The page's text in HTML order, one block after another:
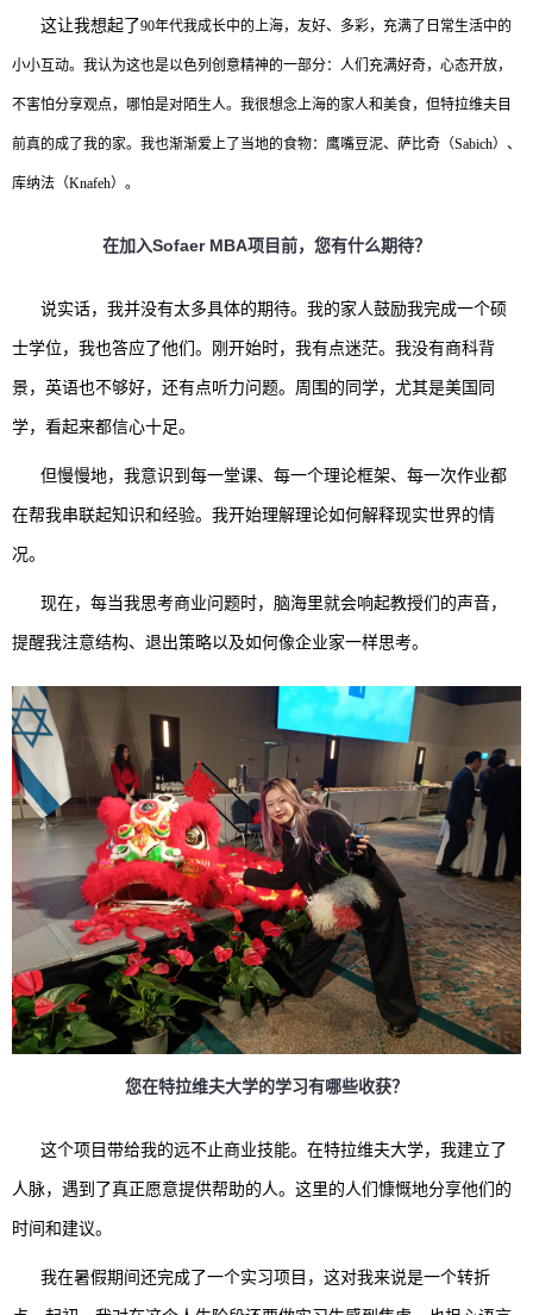
这让我想起了90年代我成长中的上海，友好、多彩，充满了日常生活中的
小小互动。我认为这也是以色列创意精神的一部分：人们充满好奇，心态开放，
不害怕分享观点，哪怕是对陌生人。 我很想念上海的家人和美食，但特拉维夫目
前真的成了我的家。我也渐渐爱上了当地的食物：鹰嘴豆泥、萨比奇（Sabich）、
库纳法（Knafeh）。
在加入Sofaer MBA项目前，您有什么期待？
说实话，我并没有太多具体的期待。我的家人鼓励我完成一个硕
士学位，我也答应了他们。刚开始时，我有点迷茫。我没有商科背
景，英语也不够好，还有点听力问题。周围的同学，尤其是美国同
学，看起来都信心十足。
但慢慢地，我意识到每一堂课、每一个理论框架、每一次作业都
在帮我串联起知识和经验。我开始理解理论如何解释现实世界的情
况。
现在，每当我思考商业问题时，脑海里就会响起教授们的声音，
提醒我注意结构、退出策略以及如何像企业家一样思考。
您在特拉维夫大学的学习有哪些收获？
这个项目带给我的远不止商业技能。在特拉维夫大学，我建立了
人脉，遇到了真正愿意提供帮助的人。这里的人们慷慨地分享他们的
时间和建议。
我在暑假期间还完成了一个实习项目，这对我来说是一个转折